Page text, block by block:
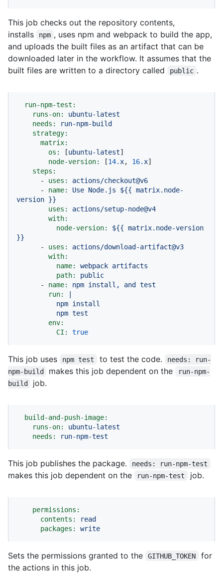
This job checks out the repository contents,
installs
npm , uses npm and webpack to build the app,
and uploads the built files as an artifact that can be
downloaded later in the workflow. It assumes that the
built files are written to a directory called
public .
run-npm-test:
runs-on:
ubuntu-latest
needs:
run-npm-build
strategy:
matrix:
os:
[ubuntu-latest]
node-version:
[14. x, 16. x]
steps:
-
uses:
actions/checkout@v6
-
name: Use Node.js ${{ matrix.node-
version }}
uses:
actions/setup-node@v4
with:
node-version:
${{ matrix.node-version
}}
-
uses:
actions/download-artifact@v3
with:
name:
webpack artifacts
path:
public
-
name: npm install, and
test
run:
env:
CI:
true
This job uses npm test to test the code.
needs: run-
npm-build
makes this job dependent on the
run-npm-
build
job.
build-and-push-image:
runs-on:
ubuntu-latest
needs:
run-npm-test
This job publishes the package. needs: run-npm-test
makes this job dependent on the run-npm-test job.
permissions:
contents:
read
packages:
write
Sets the permissions granted to the GITHUB_TOKEN
for
the actions in this job.